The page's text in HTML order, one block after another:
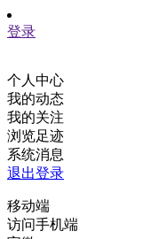
登录
个人中心
我的动态
我的关注
浏览足迹
系统消息
退出登录
移动端
访问手机端